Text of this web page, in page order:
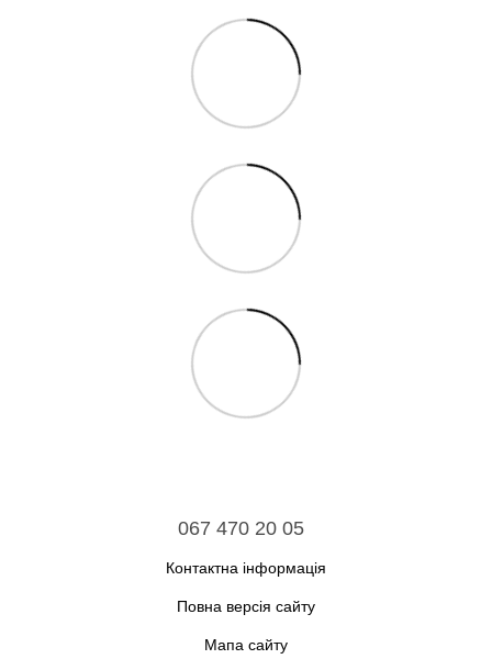
067 470 20 05
Контактна інформація
Повна версія сайту
Мапа сайту